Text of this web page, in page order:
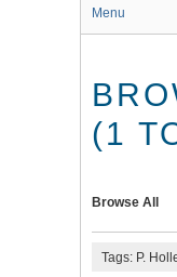
Menu
(1
Browse All
Tags: P.